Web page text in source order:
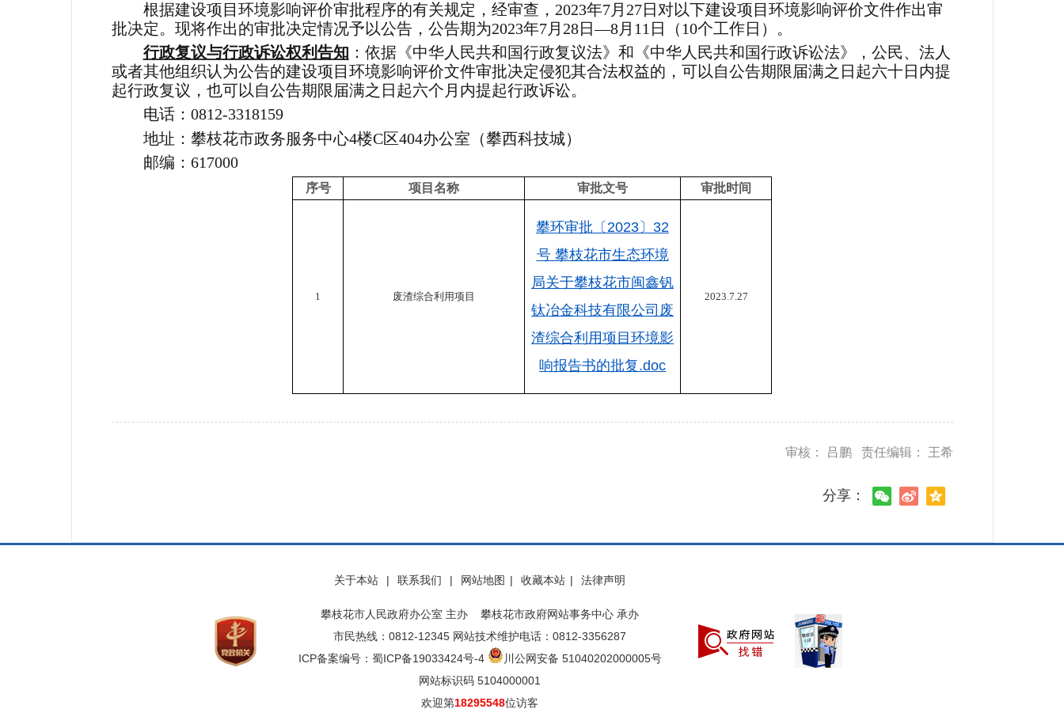
根据建设项目环境影响评价审批程序的有关规定，经审查，2023年7月 27日 对以下建设项目环境影响评价文件作出审
批决定。现将作出的审批决定情况予以公告，公告期为2023年7月 28日—8月 11 日 （10个工作日）。
行政复议与行政诉讼权利告知 ：依据《中华人民共和国行政复议法》和《中华人民共和国行政诉讼法》，公民、法人
或者其他组织认为公告的建设项目环境影响评价文件审批决定侵犯其合法权益的，可以自公告期限届满之日起六十日内提
起行政复议，也可以自公告期限届满之日起六个月内提起行政诉讼。
电话：0812-3318159
地址：攀枝花市政务服务中心4楼C区404办公室 （攀西科技城）
邮编：617000
序号 项目名称 审批文号 审批时间
1 废渣综合利用项目
攀环审批〔2023〕32
号 攀枝花市生态环境
局关于攀枝花市闽鑫钒
钛冶金科技有限公司废
渣综合利用项目环境影
响报告书的批复.doc
2023.7.27
审核： 吕鹏 责任编辑： 王希
分享：
关于本站 | 联系我们 | 网站地图 | 收藏本站 | 法律声明
攀枝花市人民政府办公室 主办 攀枝花市政府网站事务中心 承办
市民热线：0812-12345 网站技术维护电话：0812-3356287
ICP备案编号：蜀ICP备19033424号-4
川公网安备 51040202000005号
网站标识码 5104000001
欢迎第18295548位访客